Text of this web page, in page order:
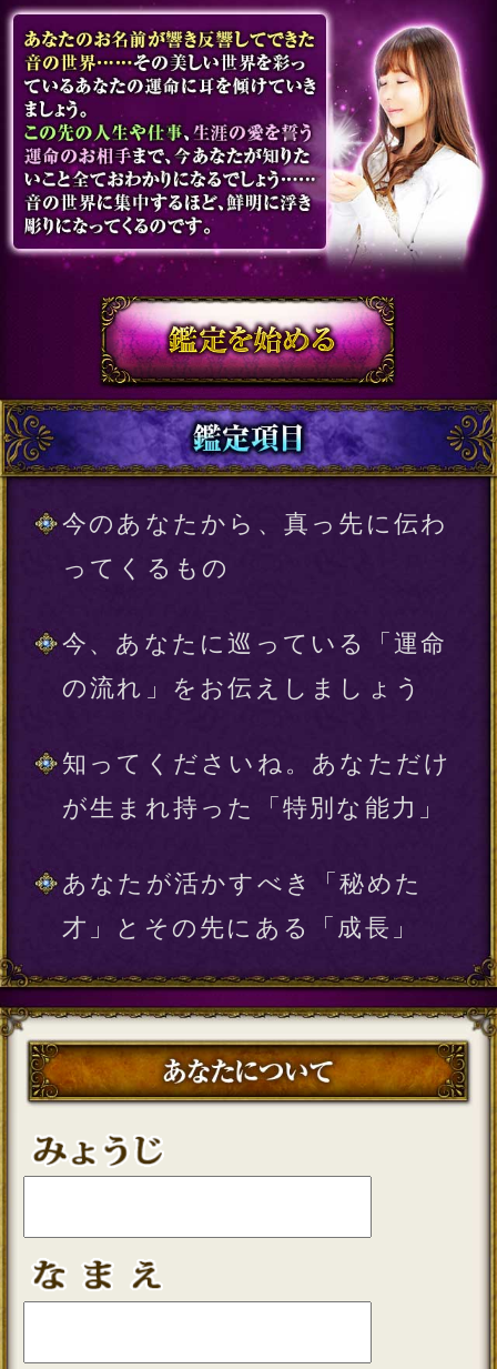
今のあなたから、真っ先に伝わ
ってくるもの
今、あなたに巡っている「運命
の流れ」をお伝えしましょう
知ってくださいね。あなただけ
が生まれ持った「特別な能力」
あなたが活かすべき「秘めた
才」とその先にある「成長」
※みょうじとなまえは、それぞれ全角6
文字以内のひらがな
をご使用ください。
記録する
※このメニューは無料でご利用い
ただけます。
テレシスネットワーク株式会社は、
ご入力いただいた情報を、占いサー
ビスを提供するためにのみ使用し、
の際は、当社「個人情報保護方針
（外部サイト）」に同意の上、必要
事項をご入力ください。